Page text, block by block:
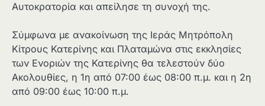
Αυτοκρατορία και απείλησε τη συνοχή της.
Σύμφωνα με ανακοίνωση της Ιεράς Μητρόπολη
Κίτρους Κατερίνης και Πλαταμώνα στις εκκλησίες
των Ενοριών της Κατερίνης θα τελεστούν δύο
Ακολουθίες, η 1η από 07:00 έως 08:00 π.μ. και η 2η
από 09:00 έως 10:00 π.μ.